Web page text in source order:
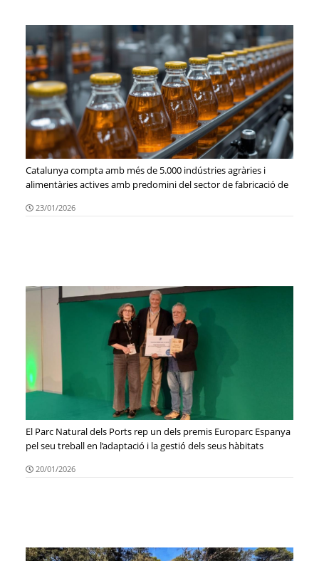
Catalunya compta amb més de 5.000 indústries agràries i
alimentàries actives amb predomini del sector de fabricació de
23/01/2026
El Parc Natural dels Ports rep un dels premis Europarc Espanya
pel seu treball en l’adaptació i la gestió dels seus hàbitats
20/01/2026